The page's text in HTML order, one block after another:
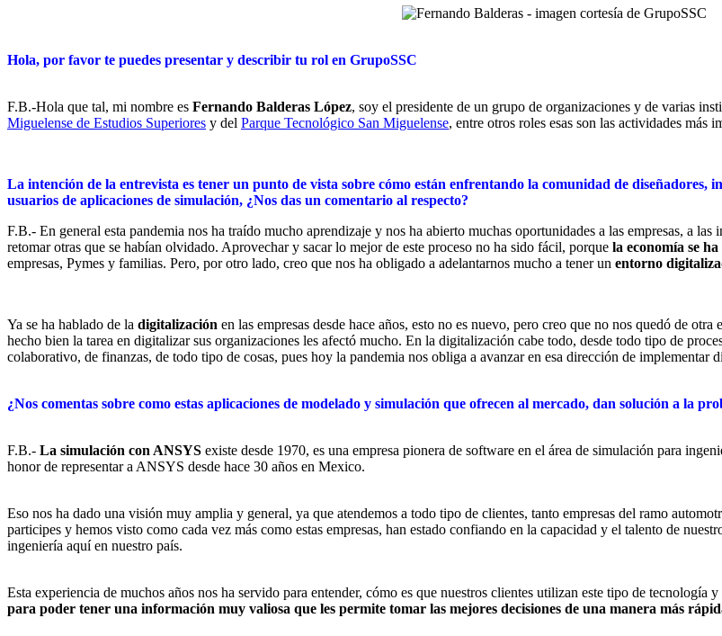
Hola, por favor te puedes presentar y describir tu rol en GrupoSSC
F.B.-Hola que tal, mi nombre es Fernando Balderas López, soy el presidente de un grupo de organizaciones y de varias
Miguelense de Estudios Superiores y del Parque Tecnológico San Miguelense, entre otros roles esas son las actividades más
La intención de la entrevista es tener un punto de vista sobre cómo están enfrentando la comunidad de diseñadores,
usuarios de aplicaciones de simulación, ¿Nos das un comentario al respecto?
F.B.- En general esta pandemia nos ha traído mucho aprendizaje y nos ha abierto muchas oportunidades a las empresas, a
retomar otras que se habían olvidado. Aprovechar y sacar lo mejor de este proceso no ha sido fácil, porque la economía se
empresas, Pymes y familias. Pero, por otro lado, creo que nos ha obligado a adelantarnos mucho a tener un entorno
Ya se ha hablado de la digitalización en las empresas desde hace años, esto no es nuevo, pero creo que no nos quedó de
hecho bien la tarea en digitalizar sus organizaciones les afectó mucho. En la digitalización cabe todo, desde todo tipo de
colaborativo, de finanzas, de todo tipo de cosas, pues hoy la pandemia nos obliga a avanzar en esa dirección de implementar
¿Nos comentas sobre como estas aplicaciones de modelado y simulación que ofrecen al mercado, dan solución a la
F.B.- La simulación con ANSYS existe desde 1970, es una empresa pionera de software en el área de simulación para
honor de representar a ANSYS desde hace 30 años en Mexico.
Eso nos ha dado una visión muy amplia y general, ya que atendemos a todo tipo de clientes, tanto empresas del ramo
participes y hemos visto como cada vez más como estas empresas, han estado confiando en la capacidad y el talento de
ingeniería aquí en nuestro país.
Esta experiencia de muchos años nos ha servido para entender, cómo es que nuestros clientes utilizan este tipo de tecnología
para poder tener una información muy valiosa que les permite tomar las mejores decisiones de una manera más